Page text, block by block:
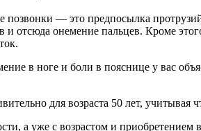
позвонки — это предпосылка
отсюда онемение пальцев. Кроме
в ноге и боли в пояснице у вас
для возраста 50 лет,
а уже с возрастом и